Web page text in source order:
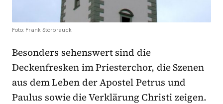
Foto: Frank Störbrauck
Besonders sehenswert sind die
Deckenfresken im Priesterchor, die Szenen
aus dem Leben der Apostel Petrus und
Paulus sowie die Verklärung Christi zeigen.